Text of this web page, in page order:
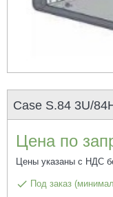
Case S.84 3U/
Цена по
Цены указаны с НДС
done Под заказ